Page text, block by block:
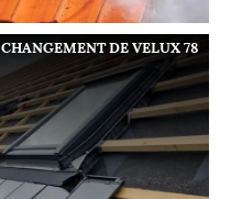
CHANGEMENT DE VELUX 78